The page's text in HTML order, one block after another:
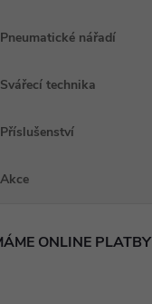
Pneumatické nářadí
Svářecí technika
Příslušenství
Akce
ONLINE PLATBY